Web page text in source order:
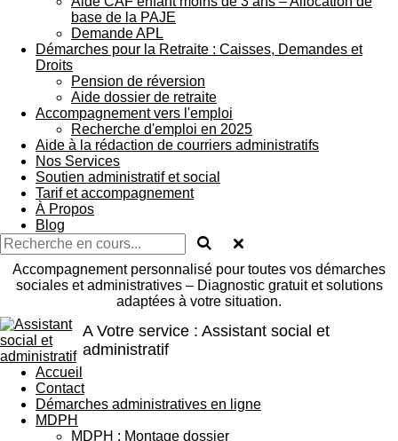
base de la PAJE
Demande APL
Démarches pour la Retraite : Caisses, Demandes et
Droits
Pension de réversion
Aide dossier de retraite
Accompagnement vers l'emploi
Recherche d'emploi en 2025
Aide à la rédaction de courriers administratifs
Nos Services
Soutien administratif et social
Tarif et accompagnement
À Propos
Blog
Accompagnement personnalisé pour toutes vos démarches
sociales et administratives – Diagnostic gratuit et solutions
adaptées à votre situation.
A Votre service : Assistant social et
administratif
Accueil
Contact
Démarches administratives en ligne
MDPH
MDPH : Montage dossier